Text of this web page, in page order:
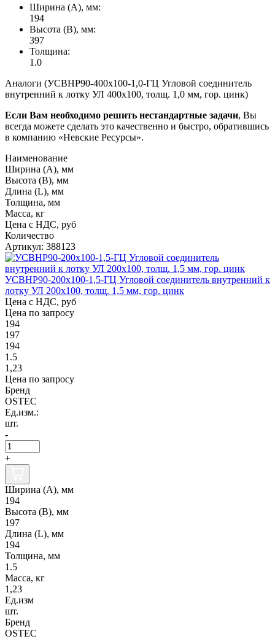
Ширина (А), мм:
194
Высота (В), мм:
397
Толщина:
1.0
Аналоги (УСВНР90-400х100-1,0-ГЦ Угловой соединитель
внутренний к лотку УЛ 400х100, толщ. 1,0 мм, гор. цинк)
Если Вам необходимо решить нестандартные задачи, Вы
всегда можете сделать это качественно и быстро, обратившись
в компанию «Невские Ресурсы».
Наименование
Ширина (А), мм
Высота (В), мм
Длина (L), мм
Толщина, мм
Масса, кг
Цена с НДС, руб
Количество
Артикул: 388123
УСВНР90-200х100-1,5-ГЦ Угловой соединитель внутренний к
лотку УЛ 200х100, толщ. 1,5 мм, гор. цинк
Цена с НДС, руб
Цена по запросу
194
197
194
1.5
1,23
Цена по запросу
Бренд
OSTEC
Ед.изм.:
шт.
-
+
Ширина (А), мм
194
Высота (В), мм
197
Длина (L), мм
194
Толщина, мм
1.5
Масса, кг
1,23
Ед.изм
шт.
Бренд
OSTEC